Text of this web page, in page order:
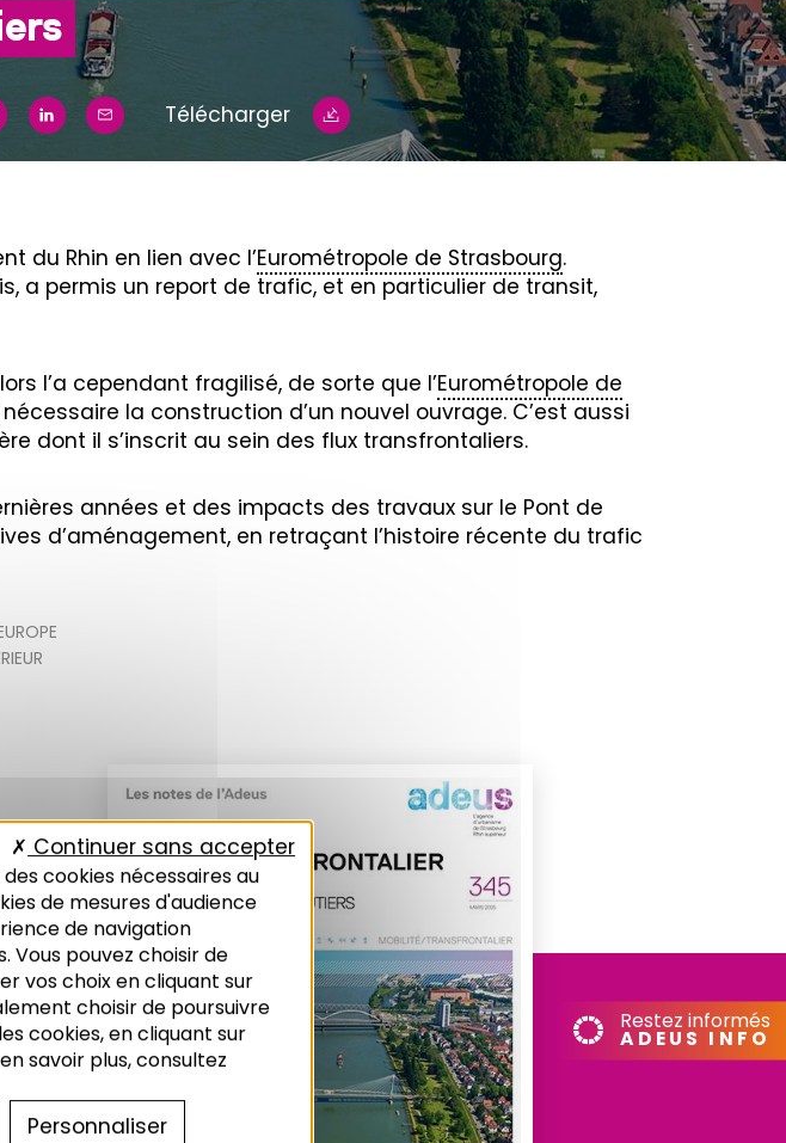
Télécharger
du Rhin en lien avec l’Eurométropole de Strasbourg.
a permis un report de trafic, et en particulier de transit,
l’a cependant fragilisé, de sorte que l’Eurométropole de
la construction d’un nouvel ouvrage. C’est aussi
dont il s’inscrit au sein des flux transfrontaliers.
années et des impacts des travaux sur le Pont de
d’aménagement, en retraçant l’histoire récente du trafic
Restez informés
ADEUS INFO
cookies nécessaires au
de mesures d'audience
de navigation
Vous pouvez choisir de
vos choix en cliquant sur
choisir de poursuivre
cookies, en cliquant sur
savoir plus, consultez
Continuer sans accepter
Personnaliser